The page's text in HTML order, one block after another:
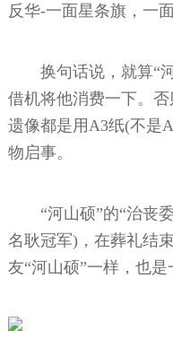
反华-一面星条旗，一
换句话说，就算“河
借机将他消费一下。
遗像都是用A3纸(不是
物启事。
“河山硕”的“治丧委
名耿冠军)，在葬礼结
友“河山硕”一样，也